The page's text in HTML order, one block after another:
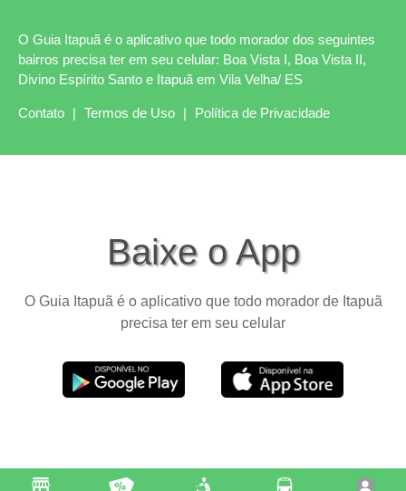
O Guia Itapuã é o aplicativo que todo morador dos seguintes
bairros precisa ter em seu celular: Boa Vista I, Boa Vista II,
Divino Espírito Santo e Itapuã em Vila Velha/ ES
Contato | Termos de Uso | Política de Privacidade
Baixe o App
O Guia Itapuã é o aplicativo que todo morador de Itapuã
precisa ter em seu celular